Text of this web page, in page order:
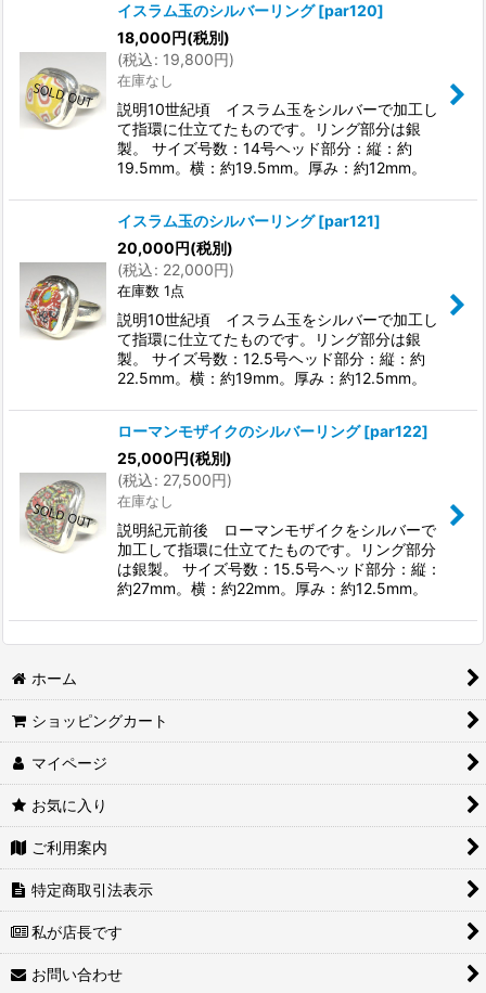
イスラム玉のシルバーリング [par120]
18,000円(税別)
(税込: 19,800円)
在庫なし
説明10世紀頃 イスラム玉をシルバーで加工し
て指環に仕立てたものです。リング部分は銀
製。 サイズ号数：14号ヘッド部分：縦：約
19.5mm。横：約19.5mm。厚み：約12mm。
イスラム玉のシルバーリング [par121]
20,000円(税別)
(税込: 22,000円)
在庫数 1点
説明10世紀頃 イスラム玉をシルバーで加工し
て指環に仕立てたものです。リング部分は銀
製。 サイズ号数：12.5号ヘッド部分：縦：約
22.5mm。横：約19mm。厚み：約12.5mm。
ローマンモザイクのシルバーリング [par122]
25,000円(税別)
(税込: 27,500円)
在庫なし
説明紀元前後 ローマンモザイクをシルバーで
加工して指環に仕立てたものです。リング部分
は銀製。 サイズ号数：15.5号ヘッド部分：縦：
約27mm。横：約22mm。厚み：約12.5mm。
ホーム
ショッピングカート
マイページ
お気に入り
ご利用案内
特定商取引法表示
私が店長です
お問い合わせ